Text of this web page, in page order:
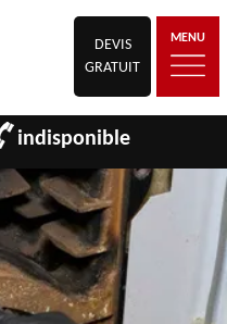
DEVIS
GRATUIT
MENU
indisponible